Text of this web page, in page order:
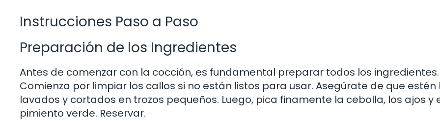
Instrucciones Paso a Paso
Preparación de los Ingredientes
Antes de comenzar con la cocción, es fundamental preparar todos los ingredientes.
Comienza por limpiar los callos si no están listos para usar. Asegúrate de que estén
lavados y cortados en trozos pequeños. Luego, pica finamente la cebolla, los ajos y
pimiento verde. Reservar.